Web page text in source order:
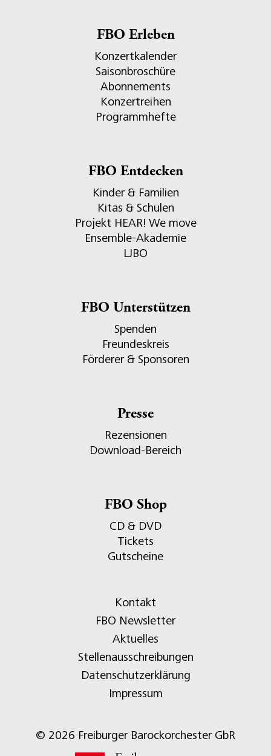
FBO Erleben
Konzertkalender
Saisonbroschüre
Abonnements
Konzertreihen
Programmhefte
FBO Entdecken
Kinder & Familien
Kitas & Schulen
Projekt HEAR! We move
Ensemble-Akademie
LJBO
FBO Unterstützen
Spenden
Freundeskreis
Förderer & Sponsoren
Presse
Rezensionen
Download-Bereich
FBO Shop
CD & DVD
Tickets
Gutscheine
Kontakt
FBO Newsletter
Aktuelles
Stellenausschreibungen
Datenschutzerklärung
Impressum
© 2026 Freiburger Barockorchester GbR